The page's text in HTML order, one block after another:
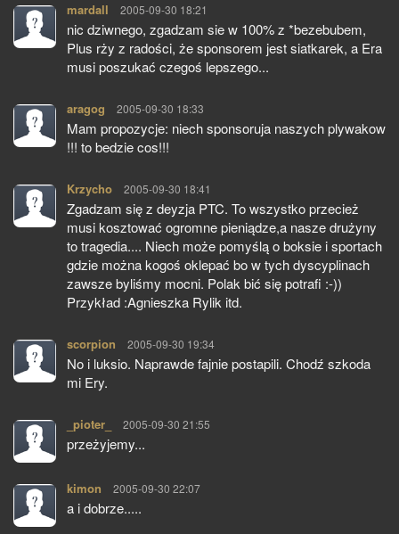
mardall pisze:
2005-09-30 18:21
nic dziwnego, zgadzam sie w 100% z *bezebubem,
Plus rży z radości, że sponsorem jest siatkarek, a Era
musi poszukać czegoś lepszego...
aragog pisze:
2005-09-30 18:33
Mam propozycje: niech sponsoruja naszych plywakow
!!! to bedzie cos!!!
Krzycho pisze:
2005-09-30 18:41
Zgadzam się z deyzja PTC. To wszystko przecież
musi kosztować ogromne pieniądze,a nasze drużyny
to tragedia.... Niech może pomyślą o boksie i sportach
gdzie można kogoś oklepać bo w tych dyscyplinach
zawsze byliśmy mocni. Polak bić się potrafi :-))
Przykład :Agnieszka Rylik itd.
scorpion pisze:
2005-09-30 19:34
No i luksio. Naprawde fajnie postapili. Chodź szkoda
mi Ery.
_pioter_ pisze:
2005-09-30 21:55
przeżyjemy...
kimon pisze:
2005-09-30 22:07
a i dobrze.....